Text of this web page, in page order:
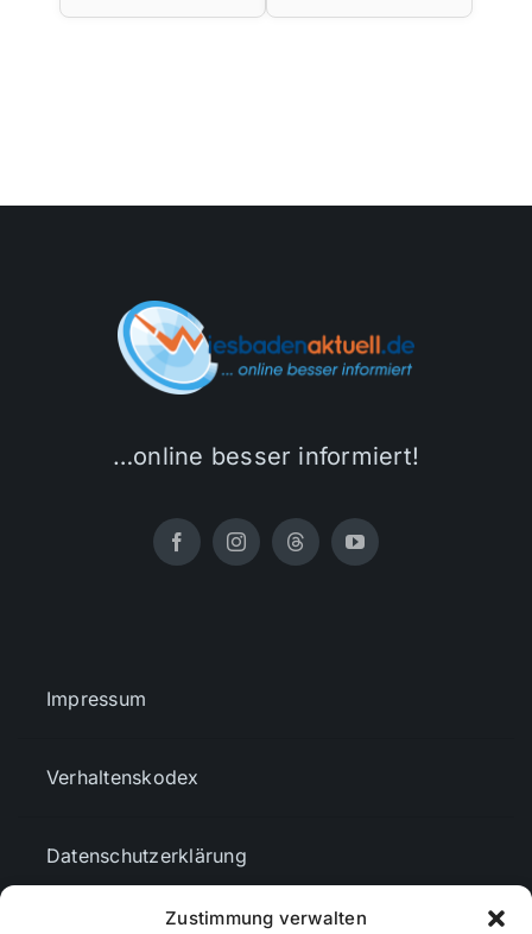
Zustimmung verwalten
…online besser informiert!
Impressum
Verhaltenskodex
Datenschutzerklärung